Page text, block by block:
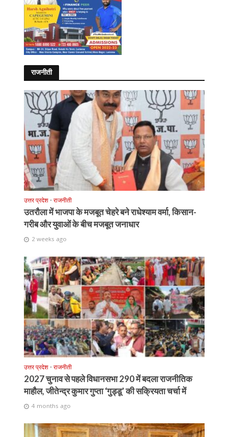
राजनीती
उत्तर प्रदेश • राजनीती
उतरौला में भाजपा के मजबूत चेहरे बने राधेश्याम वर्मा, किसान-
गरीब और युवाओं के बीच मजबूत जनाधार
2 weeks ago
उत्तर प्रदेश • राजनीती
2027 चुनाव से पहले विधानसभा 290 में बदला राजनीतिक
माहौल, जीतेन्द्र कुमार गुप्ता ‘गुड्डू’ की सक्रियता चर्चा में
4 months ago